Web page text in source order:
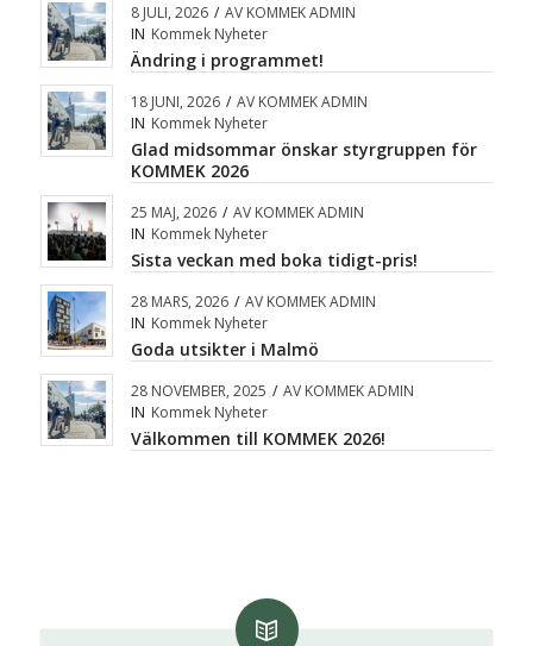
8 JULI, 2026 / AV KOMMEK ADMIN
IN Kommek Nyheter
Ändring i programmet!
18 JUNI, 2026 / AV KOMMEK ADMIN
IN Kommek Nyheter
Glad midsommar önskar styrgruppen för
KOMMEK 2026
25 MAJ, 2026 / AV KOMMEK ADMIN
IN Kommek Nyheter
Sista veckan med boka tidigt-pris!
28 MARS, 2026 / AV KOMMEK ADMIN
IN Kommek Nyheter
Goda utsikter i Malmö
28 NOVEMBER, 2025 / AV KOMMEK ADMIN
IN Kommek Nyheter
Välkommen till KOMMEK 2026!